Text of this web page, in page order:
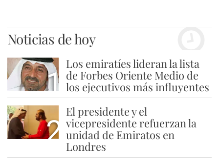
Noticias de hoy
1
Los emiratíes lideran la lista
de Forbes Oriente Medio de
los ejecutivos más influyentes
2
El presidente y el
vicepresidente refuerzan la
unidad de Emiratos en
Londres